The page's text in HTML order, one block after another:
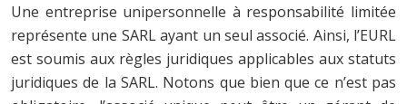
Une entreprise unipersonnelle à responsabilité limitée
représente une SARL ayant un seul associé. Ainsi, l’EURL
est soumis aux règles juridiques applicables aux statuts
juridiques de la SARL. Notons que bien que ce n’est pas